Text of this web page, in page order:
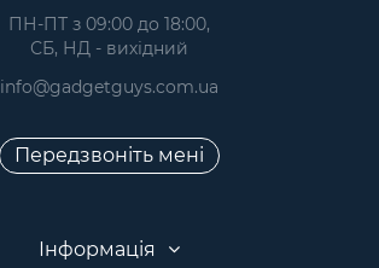
ПН-ПТ з 09:00 до 18:00,
СБ, НД - вихідний
info@gadgetguys.com.ua
Передзвоніть мені
Інформація